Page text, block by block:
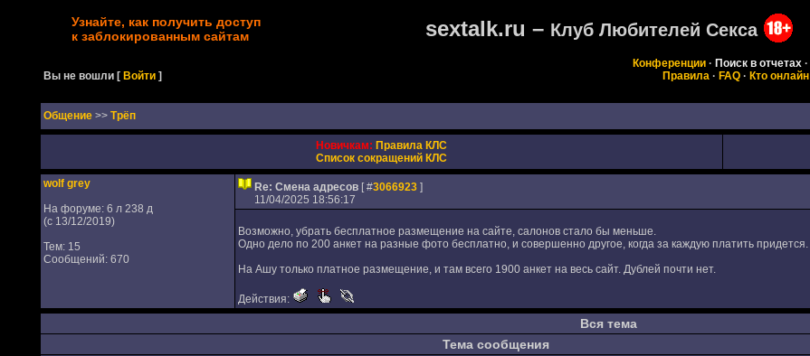
Узнайте, как получить доступ
к заблокированным сайтам
sextalk.ru – Клуб Любителей Секса
Вы не вошли [Войти ]
Конференции· Поиск в отчетах·
Правила · FAQ · Кто онлайн
Oбщение >> Трёп
Новичкам: Правила КЛС
Список сокращений КЛС
wolf grey
На форуме: 6 л 238 д
(с 13/12/2019)
Тем: 15
Сообщений: 670
Re: Смена адресов [ #3066923]
11/04/2025 18:56:17
Возможно, убрать бесплатное размещение на сайте, салонов стало бы меньше.
Одно дело по 200 анкет на разные фото бесплатно, и совершенно другое, когда за каждую платить придется.
На Ашу только платное размещение, и там всего 1900 анкет на весь сайт. Дублей почти нет.
Действия:
Вся тема
Тема сообщения